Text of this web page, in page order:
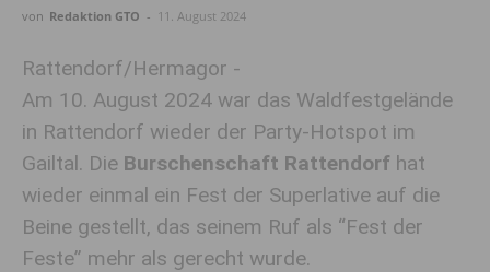
von Redaktion GTO - 11. August 2024
Rattendorf/Hermagor -
Am 10. August 2024 war das Waldfestgelände
in Rattendorf wieder der Party-Hotspot im
Gailtal. Die Burschenschaft Rattendorf hat
wieder einmal ein Fest der Superlative auf die
Beine gestellt, das seinem Ruf als “Fest der
Feste” mehr als gerecht wurde.